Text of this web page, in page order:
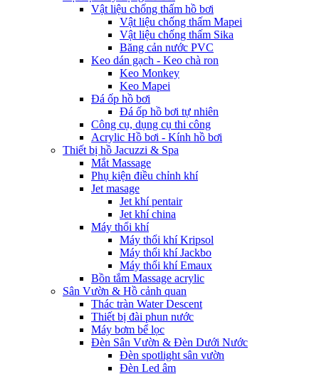
Vật liệu chống thấm hồ bơi
Vật liệu chống thấm Mapei
Vật liệu chống thấm Sika
Băng cản nước PVC
Keo dán gạch - Keo chà ron
Keo Monkey
Keo Mapei
Đá ốp hồ bơi
Đá ốp hồ bơi tự nhiên
Công cụ, dụng cụ thi công
Acrylic Hồ bơi - Kính hồ bơi
Thiết bị hồ Jacuzzi & Spa
Mắt Massage
Phụ kiện điều chỉnh khí
Jet masage
Jet khí pentair
Jet khí china
Máy thổi khí
Máy thổi khí Kripsol
Máy thổi khí Jackbo
Máy thổi khí Emaux
Bồn tắm Massage acrylic
Sân Vườn & Hồ cảnh quan
Thác tràn Water Descent
Thiết bị đài phun nước
Máy bơm bể lọc
Đèn Sân Vườn & Đèn Dưới Nước
Đèn spotlight sân vườn
Đèn Led âm